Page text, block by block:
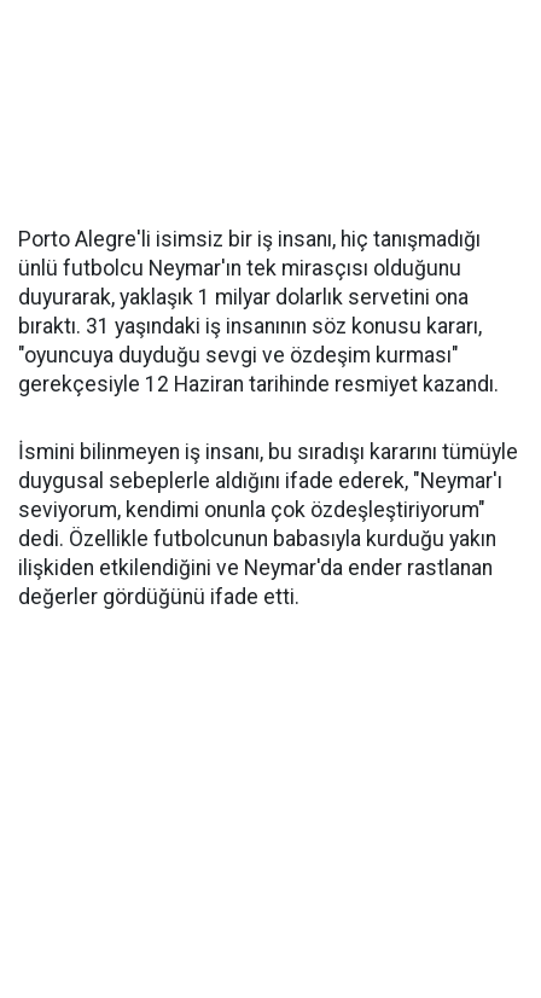
Porto Alegre'li isimsiz bir iş insanı, hiç tanışmadığı
ünlü futbolcu Neymar'ın tek mirasçısı olduğunu
duyurarak, yaklaşık 1 milyar dolarlık servetini ona
bıraktı. 31 yaşındaki iş insanının söz konusu kararı,
"oyuncuya duyduğu sevgi ve özdeşim kurması"
gerekçesiyle 12 Haziran tarihinde resmiyet kazandı.
İsmini bilinmeyen iş insanı, bu sıradışı kararını tümüyle
duygusal sebeplerle aldığını ifade ederek, "Neymar'ı
seviyorum, kendimi onunla çok özdeşleştiriyorum"
dedi. Özellikle futbolcunun babasıyla kurduğu yakın
ilişkiden etkilendiğini ve Neymar'da ender rastlanan
değerler gördüğünü ifade etti.